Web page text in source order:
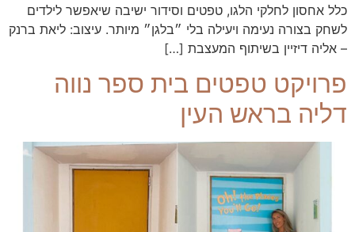
כלל אחסון לחלקי הלגו, טפטים וסידור ישיבה שיאפשר לילדים
לשחק בצורה נעימה ויעילה בלי ״בלגן״ מיותר. עיצוב: ליאת ברנק
– אליה דיזיין בשיתוף המעצבת […]
פרויקט טפטים בית ספר נווה
דליה בראש העין